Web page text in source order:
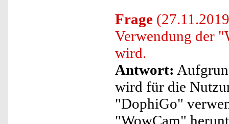
Frage
Verwendung der
wird.
Antwort:
wird für die
"DophiGo"
"WowCam"